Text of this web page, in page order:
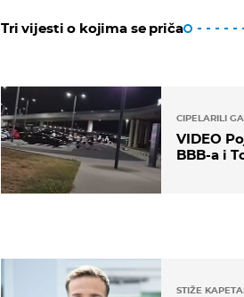
Tri vijesti o kojima se priča
CIPELARILI
VIDEO
BBB-a i
STIŽE